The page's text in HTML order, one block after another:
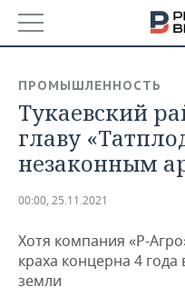
БАШКОРТОСТАН
ТАТАРСТАН
НОВОСТИ
АНАЛИТИКА
ДЕКЛАРАЦИИ О
КОРОЛИ ГОСЗАКАЗА
НОВОСТИ ЭКОНОМИКИ
ФИНАНСЫ
ПРОМЫШЛЕННОСТЬ
НОВОСТИ
ПРОМЫШЛЕННОСТИ
НЕДВИЖИМОСТЬ
ПРОМЫШЛЕННОСТЬ
Тукаевский
главу
незаконным
00:00, 25.11.2021
Хотя компания «Р-
краха концерна 4
земли